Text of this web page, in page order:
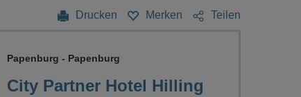
Drucken Merken Teilen
City Partner Hotel Hilling
Papenburg - Papenburg